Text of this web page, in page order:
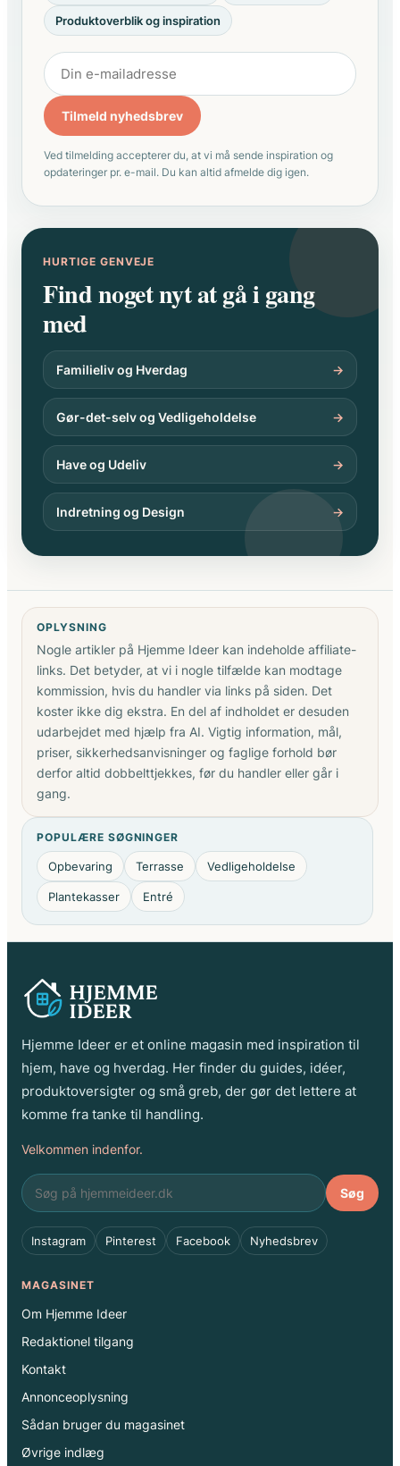
Produktoverblik og inspiration
Tilmeld nyhedsbrev
Ved tilmelding accepterer du, at vi må sende inspiration og
opdateringer pr. e-mail. Du kan altid afmelde dig igen.
HURTIGE GENVEJE
Find noget nyt at gå i gang
med
Familieliv og Hverdag →
Gør-det-selv og Vedligeholdelse →
Have og Udeliv →
Indretning og Design →
OPLYSNING
Nogle artikler på Hjemme Ideer kan indeholde affiliate-
links. Det betyder, at vi i nogle tilfælde kan modtage
kommission, hvis du handler via links på siden. Det
koster ikke dig ekstra. En del af indholdet er desuden
udarbejdet med hjælp fra AI. Vigtig information, mål,
priser, sikkerhedsanvisninger og faglige forhold bør
derfor altid dobbelttjekkes, før du handler eller går i
gang.
POPULÆRE SØGNINGER
Opbevaring Terrasse Vedligeholdelse
Plantekasser Entré
Hjemme Ideer er et online magasin med inspiration til
hjem, have og hverdag. Her finder du guides, idéer,
produktoversigter og små greb, der gør det lettere at
komme fra tanke til handling.
Velkommen indenfor.
Søg
Instagram Pinterest Facebook Nyhedsbrev
MAGASINET
Om Hjemme Ideer
Redaktionel tilgang
Kontakt
Annonceoplysning
Sådan bruger du magasinet
Øvrige indlæg